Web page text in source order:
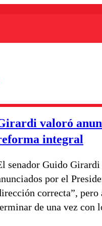
valoró
integral
senador Guido
por el
correcta”, pero
de una vez con